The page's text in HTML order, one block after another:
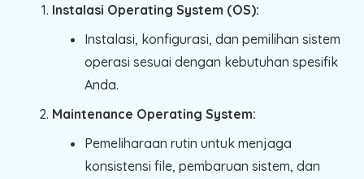
Instalasi Operating System (OS):
Instalasi, konfigurasi, dan pemilihan sistem
operasi sesuai dengan kebutuhan spesifik
Anda.
Maintenance Operating System:
Pemeliharaan rutin untuk menjaga
konsistensi file, pembaruan sistem, dan